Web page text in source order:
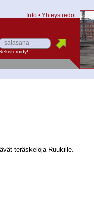
Info • Yhteystiedot
teräskeloja Ruukille.